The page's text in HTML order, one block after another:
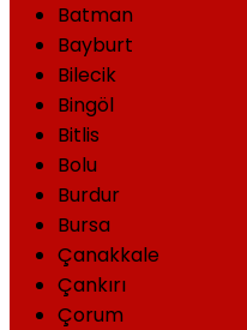
Batman
Bayburt
Bilecik
Bingöl
Bitlis
Bolu
Burdur
Bursa
Çanakkale
Çankırı
Çorum